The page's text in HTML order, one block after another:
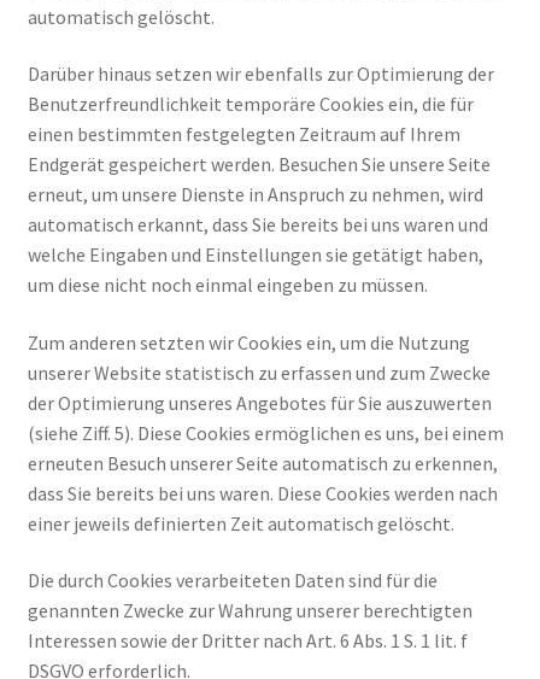
automatisch gelöscht.
Darüber hinaus setzen wir ebenfalls zur Optimierung der
Benutzerfreundlichkeit temporäre Cookies ein, die für
einen bestimmten festgelegten Zeitraum auf Ihrem
Endgerät gespeichert werden. Besuchen Sie unsere Seite
erneut, um unsere Dienste in Anspruch zu nehmen, wird
automatisch erkannt, dass Sie bereits bei uns waren und
welche Eingaben und Einstellungen sie getätigt haben,
um diese nicht noch einmal eingeben zu müssen.
Zum anderen setzten wir Cookies ein, um die Nutzung
unserer Website statistisch zu erfassen und zum Zwecke
der Optimierung unseres Angebotes für Sie auszuwerten
(siehe Ziff. 5). Diese Cookies ermöglichen es uns, bei einem
erneuten Besuch unserer Seite automatisch zu erkennen,
dass Sie bereits bei uns waren. Diese Cookies werden nach
einer jeweils definierten Zeit automatisch gelöscht.
Die durch Cookies verarbeiteten Daten sind für die
genannten Zwecke zur Wahrung unserer berechtigten
Interessen sowie der Dritter nach Art. 6 Abs. 1 S. 1 lit. f
DSGVO erforderlich.